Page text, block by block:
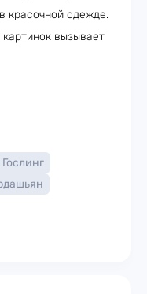
в красочной одежде.
вызывает